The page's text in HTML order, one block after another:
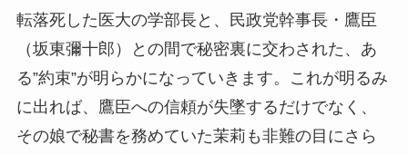
転落死した医大の学部長と、民政党幹事長・鷹臣
（坂東彌十郎）との間で秘密裏に交わされた、あ
る”約束”が明らかになっていきます。これが明るみ
に出れば、鷹臣への信頼が失墜するだけでなく、
その娘で秘書を務めていた茉莉も非難の目にさら